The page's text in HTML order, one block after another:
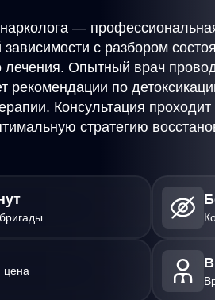
нарколога —
зависимости с разбором
Опытный врач
рекомендации по
Консультация
стратегию
цена